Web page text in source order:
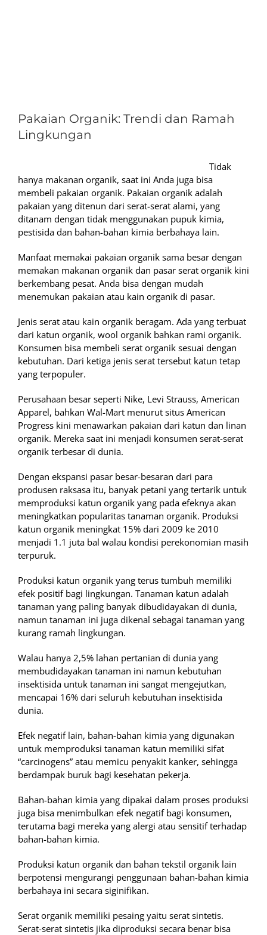
Larger
Image
Pakaian Organik: Trendi dan Ramah
Lingkungan
Tidak
hanya makanan organik, saat ini Anda juga bisa
membeli pakaian organik. Pakaian organik adalah
pakaian yang ditenun dari serat-serat alami, yang
ditanam dengan tidak menggunakan pupuk kimia,
pestisida dan bahan-bahan kimia berbahaya lain.
Manfaat memakai pakaian organik sama besar dengan
memakan makanan organik dan pasar serat organik kini
berkembang pesat. Anda bisa dengan mudah
menemukan pakaian atau kain organik di pasar.
Jenis serat atau kain organik beragam. Ada yang terbuat
dari katun organik, wool organik bahkan rami organik.
Konsumen bisa membeli serat organik sesuai dengan
kebutuhan. Dari ketiga jenis serat tersebut katun tetap
yang terpopuler.
Perusahaan besar seperti Nike, Levi Strauss, American
Apparel, bahkan Wal-Mart menurut situs American
Progress kini menawarkan pakaian dari katun dan linan
organik. Mereka saat ini menjadi konsumen serat-serat
organik terbesar di dunia.
Dengan ekspansi pasar besar-besaran dari para
produsen raksasa itu, banyak petani yang tertarik untuk
memproduksi katun organik yang pada efeknya akan
meningkatkan popularitas tanaman organik. Produksi
katun organik meningkat 15% dari 2009 ke 2010
menjadi 1.1 juta bal walau kondisi perekonomian masih
terpuruk.
Produksi katun organik yang terus tumbuh memiliki
efek positif bagi lingkungan. Tanaman katun adalah
tanaman yang paling banyak dibudidayakan di dunia,
namun tanaman ini juga dikenal sebagai tanaman yang
kurang ramah lingkungan.
Walau hanya 2,5% lahan pertanian di dunia yang
membudidayakan tanaman ini namun kebutuhan
insektisida untuk tanaman ini sangat mengejutkan,
mencapai 16% dari seluruh kebutuhan insektisida
dunia.
Efek negatif lain, bahan-bahan kimia yang digunakan
untuk memproduksi tanaman katun memiliki sifat
“carcinogens” atau memicu penyakit kanker, sehingga
berdampak buruk bagi kesehatan pekerja.
Bahan-bahan kimia yang dipakai dalam proses produksi
juga bisa menimbulkan efek negatif bagi konsumen,
terutama bagi mereka yang alergi atau sensitif terhadap
bahan-bahan kimia.
Produksi katun organik dan bahan tekstil organik lain
berpotensi mengurangi penggunaan bahan-bahan kimia
berbahaya ini secara siginifikan.
Serat organik memiliki pesaing yaitu serat sintetis.
Serat-serat sintetis jika diproduksi secara benar bisa